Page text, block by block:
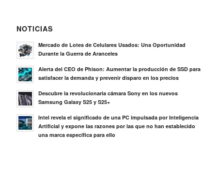
NOTICIAS
Mercado de Lotes de Celulares Usados: Una Oportunidad
Durante la Guerra de Aranceles
Alerta del CEO de Phison: Aumentar la producción de SSD para
satisfacer la demanda y prevenir disparo en los precios
Descubre la revolucionaria cámara Sony en los nuevos
Samsung Galaxy S25 y S25+
Intel revela el significado de una PC impulsada por Inteligencia
Artificial y expone las razones por las que no han establecido
una marca específica para ello